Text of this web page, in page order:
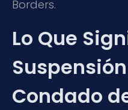
Borders.
Lo Que
Condado